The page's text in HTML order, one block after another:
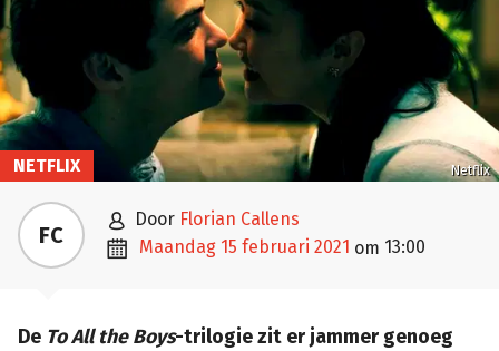
Netflix
NETFLIX
FC  door Florian Callens
 maandag 15 februari 2021 om 13:00
De To All the Boys-trilogie zit er jammer genoeg